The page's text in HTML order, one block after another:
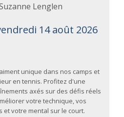
Lenglen
14 août 2026
unique dans nos camps et
en tennis. Profitez d'une
axés sur des défis réels
votre technique, vos
votre mental sur le court.